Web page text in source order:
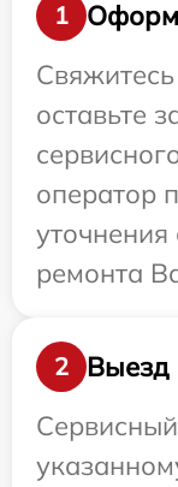
1
оставьте
оператор
уточнения
ремонта
2
Выезд